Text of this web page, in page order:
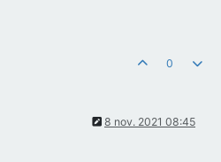
0
8 nov. 2021 08:45